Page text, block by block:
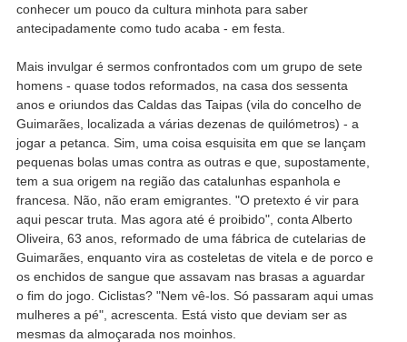
conhecer um pouco da cultura minhota para saber
antecipadamente como tudo acaba - em festa.
Mais invulgar é sermos confrontados com um grupo de sete
homens - quase todos reformados, na casa dos sessenta
anos e oriundos das Caldas das Taipas (vila do concelho de
Guimarães, localizada a várias dezenas de quilómetros) - a
jogar a petanca. Sim, uma coisa esquisita em que se lançam
pequenas bolas umas contra as outras e que, supostamente,
tem a sua origem na região das catalunhas espanhola e
francesa. Não, não eram emigrantes. "O pretexto é vir para
aqui pescar truta. Mas agora até é proibido", conta Alberto
Oliveira, 63 anos, reformado de uma fábrica de cutelarias de
Guimarães, enquanto vira as costeletas de vitela e de porco e
os enchidos de sangue que assavam nas brasas a aguardar
o fim do jogo. Ciclistas? "Nem vê-los. Só passaram aqui umas
mulheres a pé", acrescenta. Está visto que deviam ser as
mesmas da almoçarada nos moinhos.